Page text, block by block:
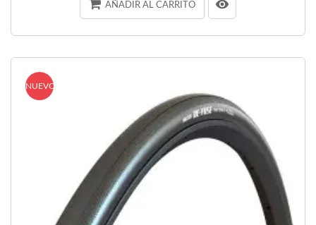
AÑADIR AL CARRITO
NUEVO